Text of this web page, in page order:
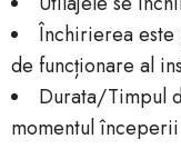
Închirierea
de funcționare al
Durata/Timpul
momentul